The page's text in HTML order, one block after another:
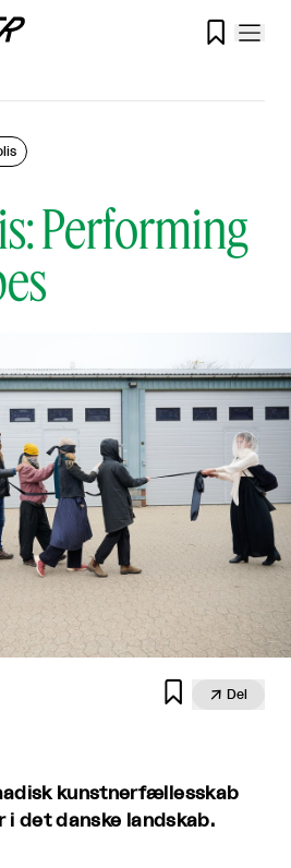

Performing
  Del
kunstnerfællesskab
i det danske landskab.